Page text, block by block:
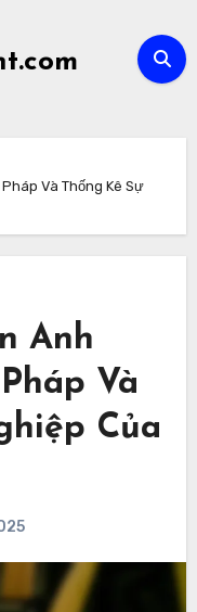
Và Thống Kê Sự
Anh
Và
Của